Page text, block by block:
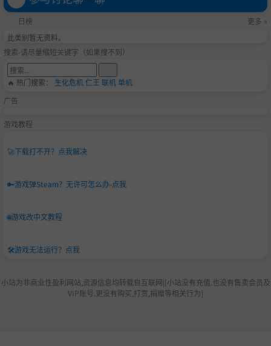
日榜
更多 »
此类别暂无资料。
搜索-请尽量缩短关键字（如果搜不到）
🔥 热门搜索： 生化危机仁王 联机单机
广告
游戏教程
🚀下载打不开？点我解决
🔑游戏弹Steam？无许可怎么办-点我
🌐游戏改中文教程
🛠️游戏无法运行？点我
小站为非商业性盈利网站,资源信息均转载自互联网|[小站没有充值.也没有售卖会员及
VIP账号.更没有购买,打赏,捐赠等相关行为]